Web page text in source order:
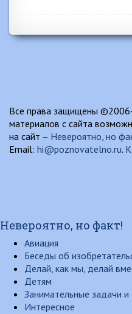
Все права защищены
материалов с сайта
на сайт – Невероятно, но
Email: hi@poznovatelno.ru.
Невероятно, но факт!
Авиация
Беседы об
Делай, как мы, делай
Детям
Занимательные задачи
Интересное